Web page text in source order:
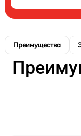
Преимущества